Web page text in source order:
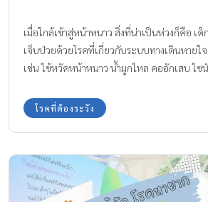
เมื่อใกล้เข้าสู่หน้าหนาว สิ่งที่น่าเป็นห่วงก็คือ เด็
เจ็บป่วยด้วยโรคที่เกี่ยวกับระบบทางเดินหายใ
เช่น ไข้หวัดหน้าหนาว น้ำมูกไหล คออักเสบ ไซ
โรคที่ต้องระวัง